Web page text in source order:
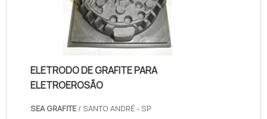
e opções de personalização,
asseguramos o selo ideal para cada
aplicação.
ELETRODO DE GRAFITE PARA
ELETROEROSÃO
SEA GRAFITE/ SANTO ANDRÉ - SP